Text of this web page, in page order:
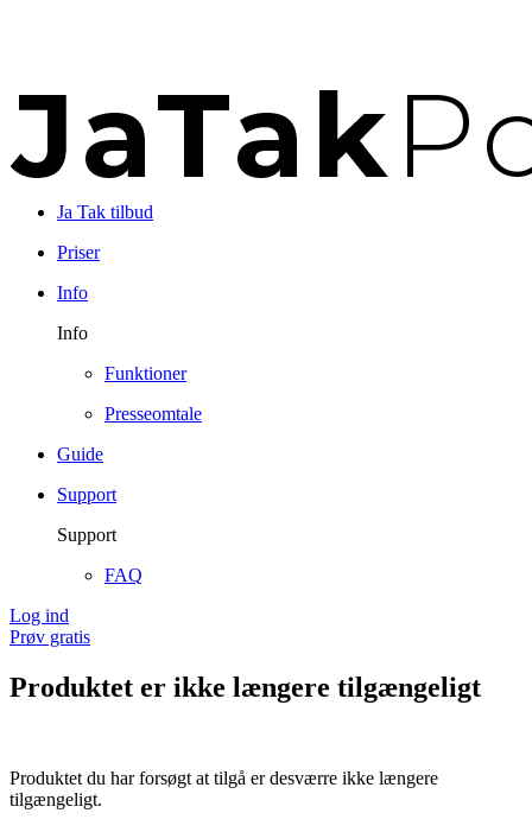
Ja Tak tilbud
Priser
Info
Info
Funktioner
Presseomtale
Guide
Support
Support
FAQ
Log ind
Prøv gratis
Produktet er ikke længere tilgængeligt
Produktet du har forsøgt at tilgå er desværre ikke længere
tilgængeligt.